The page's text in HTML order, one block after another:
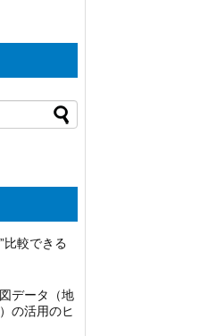
比較できる
データ（地
の活用のヒ